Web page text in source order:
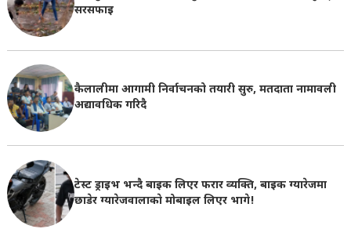
सरसफाइ
कैलालीमा आगामी निर्वाचनको तयारी सुरु, मतदाता नामावली
अद्यावधिक गरिदै
टेस्ट ड्राइभ भन्दै बाइक लिएर फरार व्यक्ति, बाइक ग्यारेजमा
छाडेर ग्यारेजवालाकाे मोबाइल लिएर भागे!